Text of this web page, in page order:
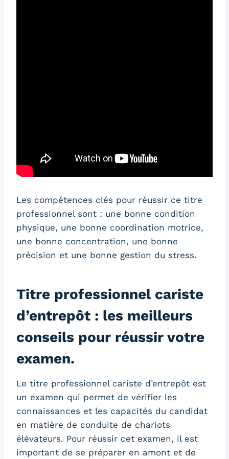
pour gérer vos comptes et votre fiscalité !
Les compétences clés pour réussir ce titre
professionnel sont : une bonne condition
physique, une bonne coordination motrice,
une bonne concentration, une bonne
précision et une bonne gestion du stress.
Titre professionnel cariste
d’entrepôt : les meilleurs
conseils pour réussir votre
examen.
Le titre professionnel cariste d’entrepôt est
un examen qui permet de vérifier les
connaissances et les capacités du candidat
en matière de conduite de chariots
élévateurs. Pour réussir cet examen, il est
important de se préparer en amont et de